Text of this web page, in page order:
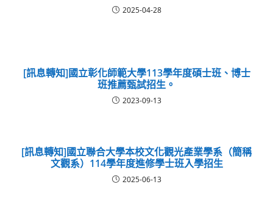
2025-04-28
[訊息轉知]國立彰化師範大學113學年度碩士班、博士
班推薦甄試招生。
2023-09-13
[訊息轉知]國立聯合大學本校文化觀光產業學系（簡稱
文觀系）114學年度進修學士班入學招生
2025-06-13